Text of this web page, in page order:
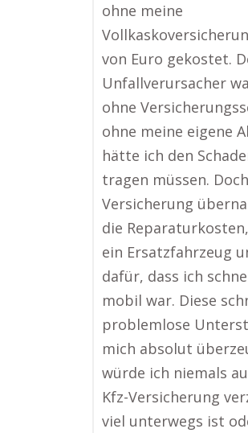
ohne meine
von Euro gekostet.
Unfallverursacher
ohne
ohne meine eigene
hätte ich den
tragen müssen.
Versicherung
die
ein Ersatzfahrzeug
dafür, dass ich
mobil war. Diese
problemlose
mich absolut
würde ich niemals
Kfz-Versicherung
viel unterwegs ist